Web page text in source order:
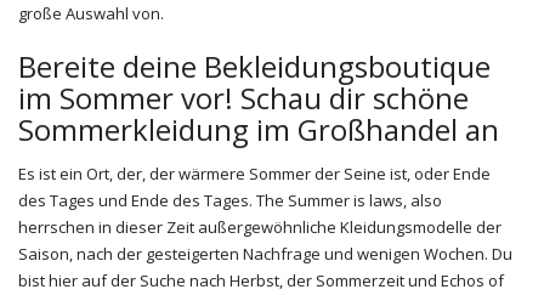
große Auswahl von.
Bereite deine Bekleidungsboutique
im Sommer vor! Schau dir schöne
Sommerkleidung im Großhandel an
Es ist ein Ort, der, der wärmere Sommer der Seine ist, oder Ende
des Tages und Ende des Tages. The Summer is laws, also
herrschen in dieser Zeit außergewöhnliche Kleidungsmodelle der
Saison, nach der gesteigerten Nachfrage und wenigen Wochen. Du
bist hier auf der Suche nach Herbst, der Sommerzeit und Echos of